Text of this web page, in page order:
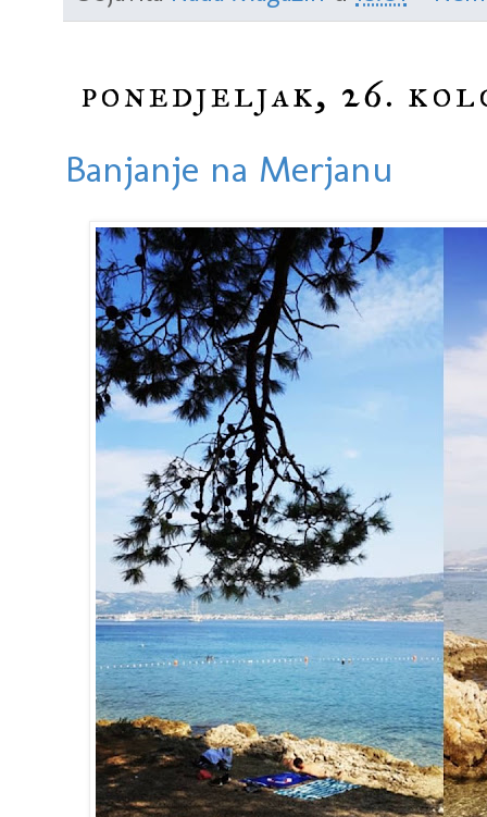
ponedjeljak, 26.
Banjanje na Merjanu